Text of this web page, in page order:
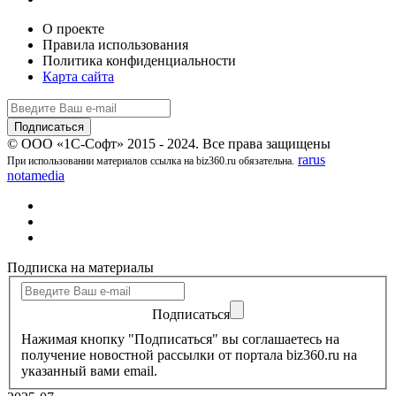
О проекте
Правила использования
Политика конфиденциальности
Карта сайта
© ООО «1С-Софт» 2015 - 2024. Все права защищены
При использовании материалов ссылка на biz360.ru обязательна. rarus
notamedia
Подписка на материалы
Подписаться
Нажимая кнопку "Подписаться" вы соглашаетесь на
получение новостной рассылки от портала biz360.ru на
указанный вами email.